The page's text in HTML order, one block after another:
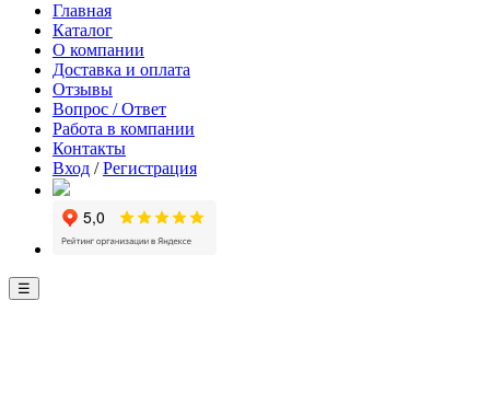
Главная
Каталог
О компании
Доставка и оплата
Отзывы
Вопрос / Ответ
Работа в компании
Контакты
Вход /Регистрация
☰